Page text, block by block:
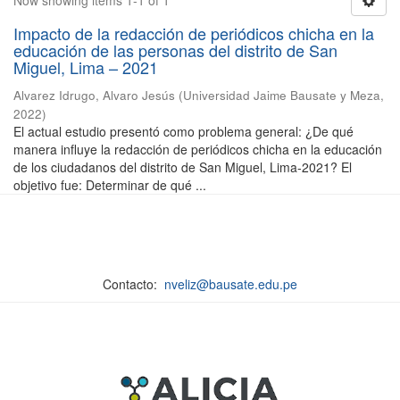
Impacto de la redacción de periódicos chicha en la
educación de las personas del distrito de San
Miguel, Lima – 2021
Alvarez Idrugo, Alvaro Jesús (Universidad Jaime Bausate y Meza,
2022)
El actual estudio presentó como problema general: ¿De qué
manera influye la redacción de periódicos chicha en la educación
de los ciudadanos del distrito de San Miguel, Lima-2021? El
objetivo fue: Determinar de qué ...
Contacto: nveliz@bausate.edu.pe